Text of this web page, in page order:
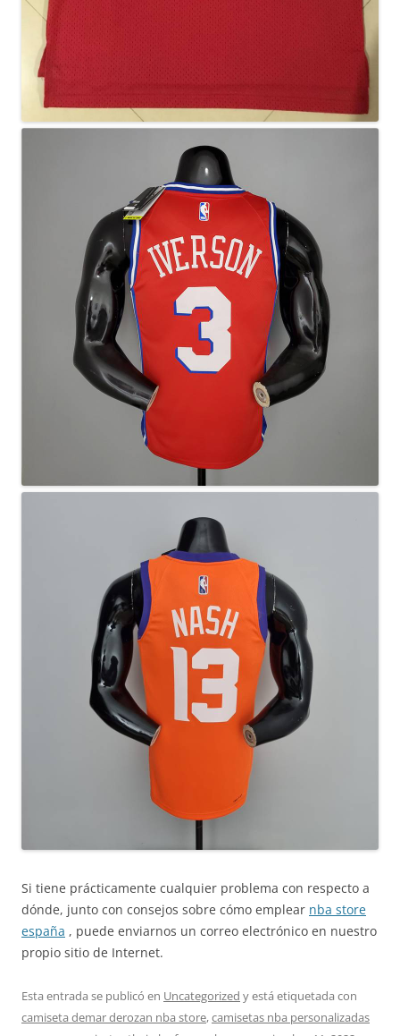
Si tiene prácticamente cualquier problema con respecto a
dónde, junto con consejos sobre cómo emplear nba store
españa , puede enviarnos un correo electrónico en nuestro
propio sitio de Internet.
Esta entrada se publicó en Uncategorized y está etiquetada con
camiseta demar derozan nba store,camisetas nba personalizadas